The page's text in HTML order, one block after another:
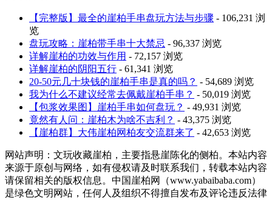
【完整版】最全的崖柏手串盘玩方法与步骤 - 106,231 浏
览
盘玩攻略：崖柏带手串十大禁忌 - 96,337 浏览
详解崖柏的功效与作用 - 72,157 浏览
详解崖柏的阴阳五行 - 61,341 浏览
20-50元几十块钱的崖柏手串是真的吗？ - 54,689 浏览
我为什么不建议经常去佩戴崖柏手串？ - 50,019 浏览
【包浆效果图】崖柏手串如何盘玩？ - 49,931 浏览
竟然有人问：崖柏木为啥不吉利？ - 43,375 浏览
【崖柏群】大伟崖柏网柏友交流群来了 - 42,653 浏览
网站声明：文玩收藏崖柏，主要指悬崖陈化的侧柏。本站内容
来源于原创与网络，如有侵权请及时联系我们，转载本站内容
请保留相关的版权信息。中国崖柏网（www.yabaibaba.com）
是绿色文明网站，任何人及组织不得擅自发布及评论违反法律